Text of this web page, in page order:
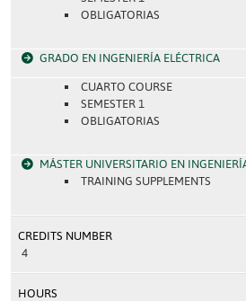
OBLIGATORIAS
GRADO EN INGENIERÍA ELÉCTRICA
CUARTO COURSE
SEMESTER 1
OBLIGATORIAS
MÁSTER UNIVERSITARIO EN
TRAINING SUPPLEMENTS
CREDITS NUMBER
4
HOURS